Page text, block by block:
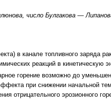
число Булгакова —
в канале топливного заряда
реакций в кинетическую
горение возможно до
при снижении начальной
отрицательного эрозионного